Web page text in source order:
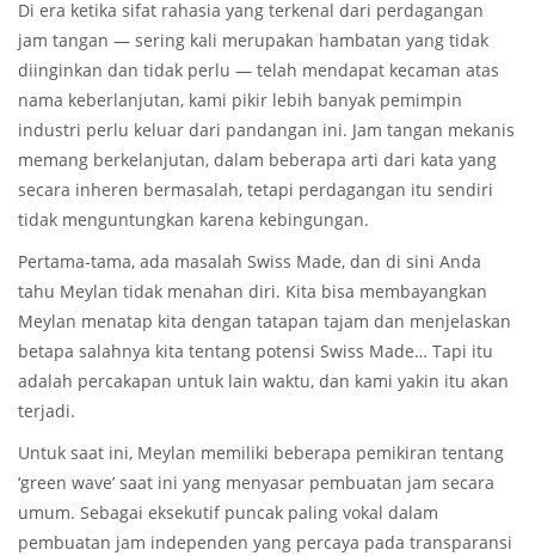
Di era ketika sifat rahasia yang terkenal dari perdagangan
jam tangan — sering kali merupakan hambatan yang tidak
diinginkan dan tidak perlu — telah mendapat kecaman atas
nama keberlanjutan, kami pikir lebih banyak pemimpin
industri perlu keluar dari pandangan ini. Jam tangan mekanis
memang berkelanjutan, dalam beberapa arti dari kata yang
secara inheren bermasalah, tetapi perdagangan itu sendiri
tidak menguntungkan karena kebingungan.
Pertama-tama, ada masalah Swiss Made, dan di sini Anda
tahu Meylan tidak menahan diri. Kita bisa membayangkan
Meylan menatap kita dengan tatapan tajam dan menjelaskan
betapa salahnya kita tentang potensi Swiss Made… Tapi itu
adalah percakapan untuk lain waktu, dan kami yakin itu akan
terjadi.
Untuk saat ini, Meylan memiliki beberapa pemikiran tentang
‘green wave’ saat ini yang menyasar pembuatan jam secara
umum. Sebagai eksekutif puncak paling vokal dalam
pembuatan jam independen yang percaya pada transparansi